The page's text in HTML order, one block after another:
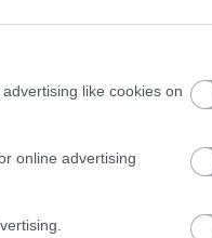
like cookies on
online advertising